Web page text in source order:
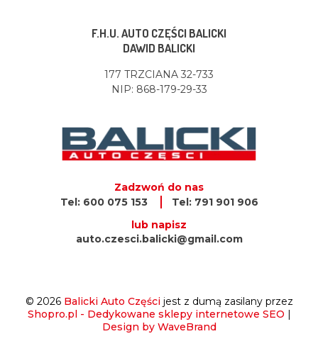
F.H.U. AUTO CZĘŚCI BALICKI
DAWID BALICKI
177 TRZCIANA 32-733
NIP: 868-179-29-33
Zadzwoń do nas
Tel: 600 075 153
Tel: 791 901 906
lub napisz
auto.czesci.balicki@gmail.com
© 2026 Balicki Auto Częścijest z dumą zasilany przez
Shopro.pl - Dedykowane sklepy internetowe SEO
Design by WaveBrand